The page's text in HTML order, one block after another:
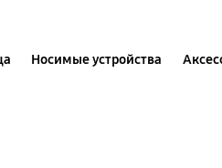
Носимые устройства